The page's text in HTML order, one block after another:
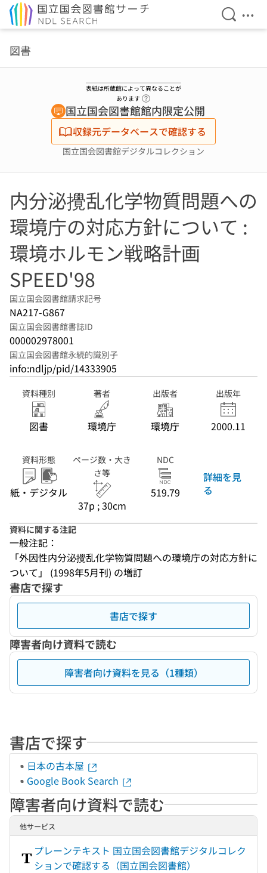
検索を
メ
図書
表紙は所蔵館によって異なることが
あります
国立国会図書館館内限定公開
収録元データベースで確認する
国立国会図書館デジタルコレクション
内分泌攪乱化学物質問題への
環境庁の対応方針について :
環境ホルモン戦略計画
SPEED'98
国立国会図書館請求記号
NA217-G867
国立国会図書館書誌ID
000002978001
国立国会図書館永続的識別子
info:ndljp/pid/14333905
資料種別
図書
著者
環境庁
出版者
環境庁
出版年
2000.11
資料形態
紙・デジタル
ページ数・大き
さ等
37p ; 30cm
NDC
519.79
詳細を見
る
資料に関する注記
一般注記：
「外因性内分泌攪乱化学物質問題への環境庁の対応方針に
ついて」 (1998年5月刊) の増訂
書店で探す
書店で探す
障害者向け資料で読む
障害者向け資料を見る（1種類）
書店で探す
日本の古本屋
Google Book Search
障害者向け資料で読む
他サービス
プレーンテキスト 国立国会図書館デジタルコレク
ションで確認する（国立国会図書館）